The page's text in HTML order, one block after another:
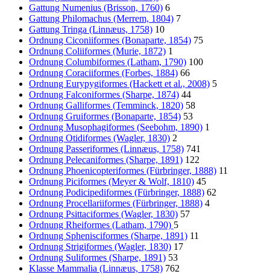
Gattung Numenius (Brisson, 1760) 6
Gattung Philomachus (Merrem, 1804) 7
Gattung Tringa (Linnæus, 1758) 10
Ordnung Ciconiiformes (Bonaparte, 1854) 75
Ordnung Coliiformes (Murie, 1872) 1
Ordnung Columbiformes (Latham, 1790) 100
Ordnung Coraciiformes (Forbes, 1884) 66
Ordnung Eurypygiformes (Hackett et al., 2008) 5
Ordnung Falconiformes (Sharpe, 1874) 44
Ordnung Galliformes (Temminck, 1820) 58
Ordnung Gruiformes (Bonaparte, 1854) 53
Ordnung Musophagiformes (Seebohm, 1890) 1
Ordnung Otidiformes (Wagler, 1830) 2
Ordnung Passeriformes (Linnæus, 1758) 741
Ordnung Pelecaniformes (Sharpe, 1891) 122
Ordnung Phoenicopteriformes (Fürbringer, 1888) 11
Ordnung Piciformes (Meyer & Wolf, 1810) 45
Ordnung Podicipediformes (Fürbringer, 1888) 62
Ordnung Procellariiformes (Fürbringer, 1888) 4
Ordnung Psittaciformes (Wagler, 1830) 57
Ordnung Rheiformes (Latham, 1790) 5
Ordnung Sphenisciformes (Sharpe, 1891) 11
Ordnung Strigiformes (Wagler, 1830) 17
Ordnung Suliformes (Sharpe, 1891) 53
Klasse Mammalia (Linnæus, 1758) 762